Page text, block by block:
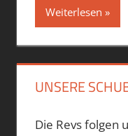
Weiterlesen
UNSERE
Die Revs folgen